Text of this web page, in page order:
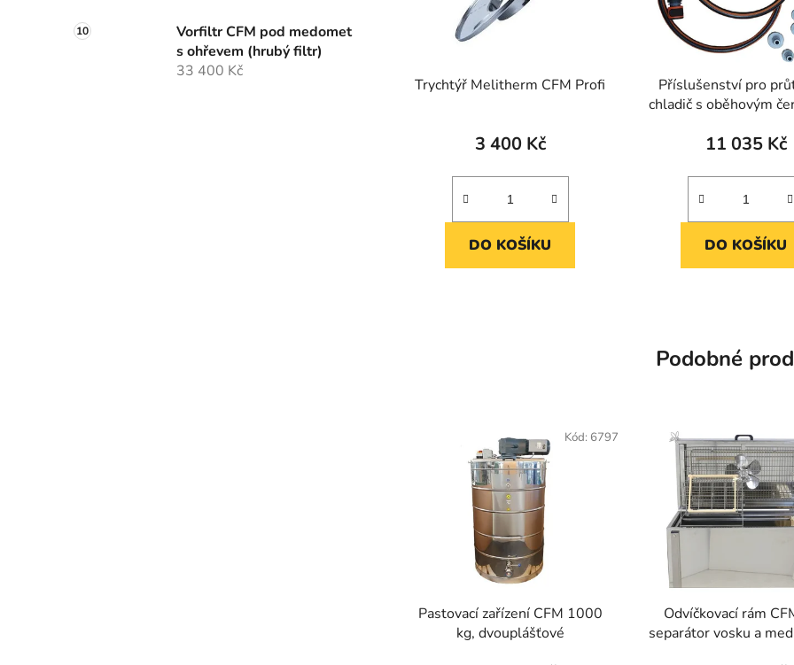
Vorfiltr CFM pod medomet
s ohřevem (hrubý filtr)
33 400 Kč
Trychtýř Melitherm CFM Profi
3 400 Kč
DO KOŠÍKU
Příslušenství pro
chladič s oběhovým
11 035 Kč
DO KOŠÍKU
Podobné
Pastovací zařízení CFM 1000
kg, dvouplášťové
Kód: 6797
Odvíčkovací rám
separátor vosku a